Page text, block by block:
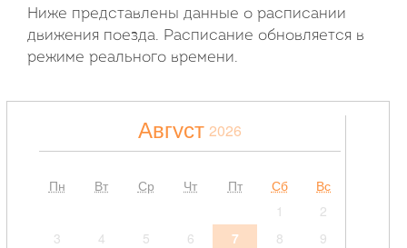
Ниже представлены данные о расписании
движения поезда. Расписание обновляется в
режиме реального времени.
Август 2026
Пн Вт Ср Чт Пт Сб
Вс
1
2
3
4 5 6 7 8
9